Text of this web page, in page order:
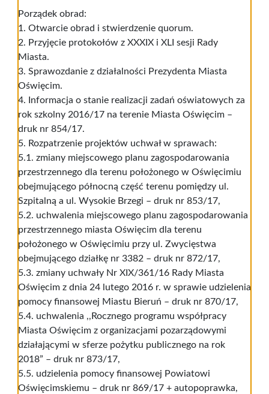
Porządek obrad:
1. Otwarcie obrad i stwierdzenie quorum.
2. Przyjęcie protokołów z XXXIX i XLI sesji Rady
Miasta.
3. Sprawozdanie z działalności Prezydenta Miasta
Oświęcim.
4. Informacja o stanie realizacji zadań oświatowych za
rok szkolny 2016/17 na terenie Miasta Oświęcim –
druk nr 854/17.
5. Rozpatrzenie projektów uchwał w sprawach:
5.1. zmiany miejscowego planu zagospodarowania
przestrzennego dla terenu położonego w Oświęcimiu
obejmującego północną część terenu pomiędzy ul.
Szpitalną a ul. Wysokie Brzegi – druk nr 853/17,
5.2. uchwalenia miejscowego planu zagospodarowania
przestrzennego miasta Oświęcim dla terenu
położonego w Oświęcimiu przy ul. Zwycięstwa
obejmującego działkę nr 3382 – druk nr 872/17,
5.3. zmiany uchwały Nr XIX/361/16 Rady Miasta
Oświęcim z dnia 24 lutego 2016 r. w sprawie udzielenia
pomocy finansowej Miastu Bieruń – druk nr 870/17,
5.4. uchwalenia ,,Rocznego programu współpracy
Miasta Oświęcim z organizacjami pozarządowymi
działającymi w sferze pożytku publicznego na rok
2018” – druk nr 873/17,
5.5. udzielenia pomocy finansowej Powiatowi
Oświęcimskiemu – druk nr 869/17 + autopoprawka,